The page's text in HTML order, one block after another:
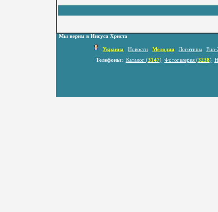
Мы верим в Иисуса Христа
Украина Новости Мелодии Логотипы
Fun-
Телефоны:
Каталог (3147) Фотогалерея (3238)